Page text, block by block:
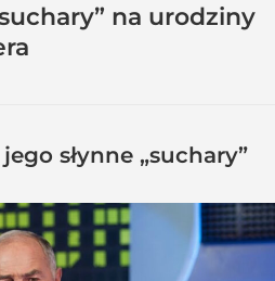
na urodziny
słynne „suchary”